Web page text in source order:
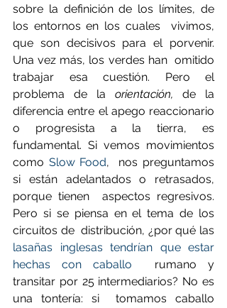
sobre la definición de los límites, de
los entornos en los cuales  vivimos,
que son decisivos para el porvenir.
Una vez más, los verdes han  omitido
trabajar esa cuestión. Pero el
problema de la orientación, de la
diferencia entre el apego reaccionario
o progresista a la tierra, es
fundamental. Si vemos movimientos
como Slow Food,  nos preguntamos
si están adelantados o retrasados,
porque tienen  aspectos regresivos.
Pero si se piensa en el tema de los
lasañas inglesas tendrían que estar
hechas con caballo
  rumano y
transitar por 25 intermediarios? No es
una tontería: si  tomamos caballo